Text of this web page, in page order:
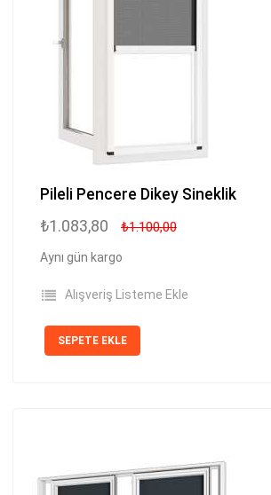
Pileli Pencere Dikey Sineklik
₺1.083,80 ₺1.100,00
Aynı gün kargo
Alışveriş Listeme Ekle
SEPETE EKLE